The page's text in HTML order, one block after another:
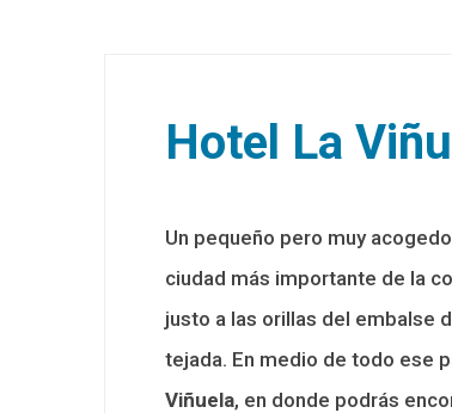
Hotel La
Un pequeño pero muy
ciudad más importante de la
justo a las orillas del embalse
tejada. En medio de todo ese
Viñuela, en donde podrás